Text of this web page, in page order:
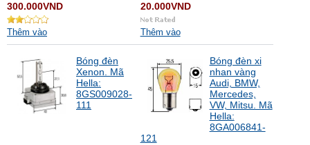
300.000VND
Thêm vào
20.000VND
Thêm vào
Bóng đèn
Xenon. Mã
Hella:
8GS009028-
111
Bóng đèn xi
nhan vàng
Audi, BMW,
Mercedes,
VW, Mitsu. Mã
Hella:
8GA006841-
121